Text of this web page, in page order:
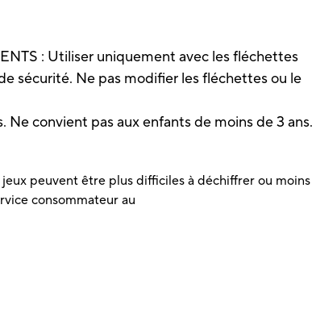
: Utiliser uniquement avec les fléchettes
sécurité. Ne pas modifier les fléchettes ou le
convient pas aux enfants de moins de 3 ans.
peuvent être plus difficiles à déchiffrer ou moins
consommateur au